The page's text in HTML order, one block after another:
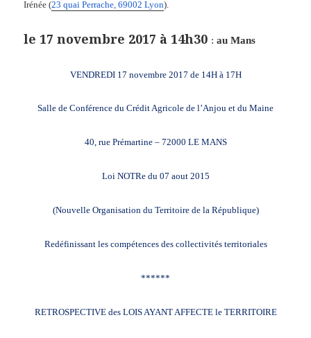
Irénée (23 quai Perrache, 69002 Lyon).
le 17 novembre 2017 à 14h30 : au Mans
VENDREDI 17 novembre 2017 de 14H à 17H
Salle de Conférence du Crédit Agricole de l’Anjou et du Maine
40, rue Prémartine – 72000 LE MANS
Loi NOTRe du 07 aout 2015
(Nouvelle Organisation du Territoire de la République)
Redéfinissant les compétences des collectivités territoriales
******
RETROSPECTIVE des LOIS AYANT AFFECTE le TERRITOIRE